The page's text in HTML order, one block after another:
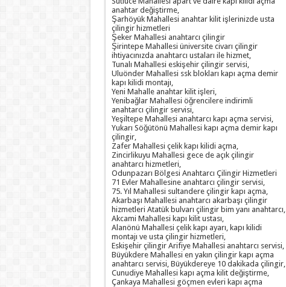
anahtar değiştirme,
Şarhöyük Mahallesi anahtar kilit işlerinizde usta
çilingir hizmetleri
Şeker Mahallesi anahtarcı çilingir
Şirintepe Mahallesi üniversite civarı çilingir
ihtiyacınızda anahtarcı ustaları ile hizmet,
Tunalı Mahallesi eskişehir çilingir servisi,
Uluönder Mahallesi ssk blokları kapı açma demir
kapı kilidi montajı,
Yeni Mahalle anahtar kilit işleri,
Yenibağlar Mahallesi öğrencilere indirimli
anahtarcı çilingir servisi,
Yeşiltepe Mahallesi anahtarcı kapı açma servisi,
Yukarı Söğütönü Mahallesi kapı açma demir kapı
çilingir,
Zafer Mahallesi çelik kapı kilidi açma,
Zincirlikuyu Mahallesi gece de açık çilingir
anahtarcı hizmetleri,
Odunpazarı Bölgesi Anahtarcı Çilingir Hizmetleri
71 Evler Mahallesine anahtarcı çilingir servisi,
75. Yıl Mahallesi sultandere çilingir kapı açma,
Akarbaşı Mahallesi anahtarcı akarbaşı çilingir
hizmetleri Atatük bulvarı çilingir bim yanı anahtarcı,
Akcami Mahallesi kapı kilit ustası,
Alanönü Mahallesi çelik kapı ayarı, kapı kilidi
montajı ve usta çilingir hizmetleri,
Eskişehir çilingir Arifiye Mahallesi anahtarcı servisi,
Büyükdere Mahallesi en yakın çilingir kapı açma
anahtarcı servisi, Büyükdereye 10 dakikada çilingir,
Cunudiye Mahallesi kapı açma kilit değiştirme,
Çankaya Mahallesi göçmen evleri kapı açma